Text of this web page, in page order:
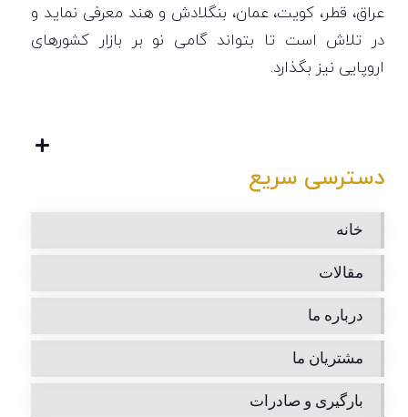
عراق، قطر، کویت، عمان، بنگلادش و هند معرفی نماید و
در تلاش است تا بتواند گامی نو بر بازار کشورهای
اروپایی نیز بگذارد.
دسترسی سریع
خانه
مقالات
درباره ما
مشتریان ما
بارگیری و صادرات